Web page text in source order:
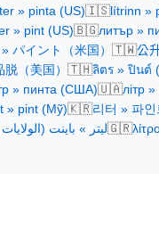
» pinta (US)🇮🇸lítrinn »
» pint (US)🇧🇬литър »
パイント（米国） 🇹🇼公
（美国） 🇹🇭ลิตร » ปินต์
» пинта (США)🇺🇦літр
» pint (Mỹ)🇰🇷리터 » 파인
ليتر » باينت🇬🇷